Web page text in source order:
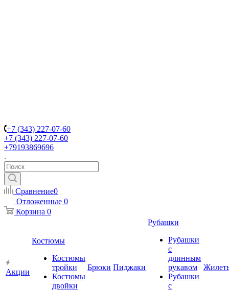
+7 (343) 227-07-60
+7 (343) 227-07-60
+79193869696
Сравнение0
Отложенные 0
Корзина 0
Акции
Костюмы
Костюмы
тройки
Костюмы
двойки
Брюки Пиджаки
Рубашки
Рубашки
с
длинным
рукавом
Рубашки
с